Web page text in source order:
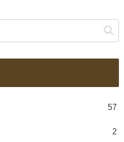
57
2